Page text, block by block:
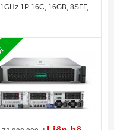
server License with
Service
1P 16C, 16GB, 8SFF,